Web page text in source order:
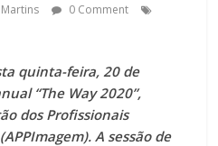
Martins
0 Comment
quinta-feira, 20 de
“The Way 2020”,
dos Profissionais
A sessão de